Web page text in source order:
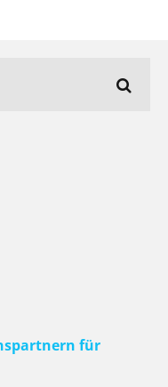
für